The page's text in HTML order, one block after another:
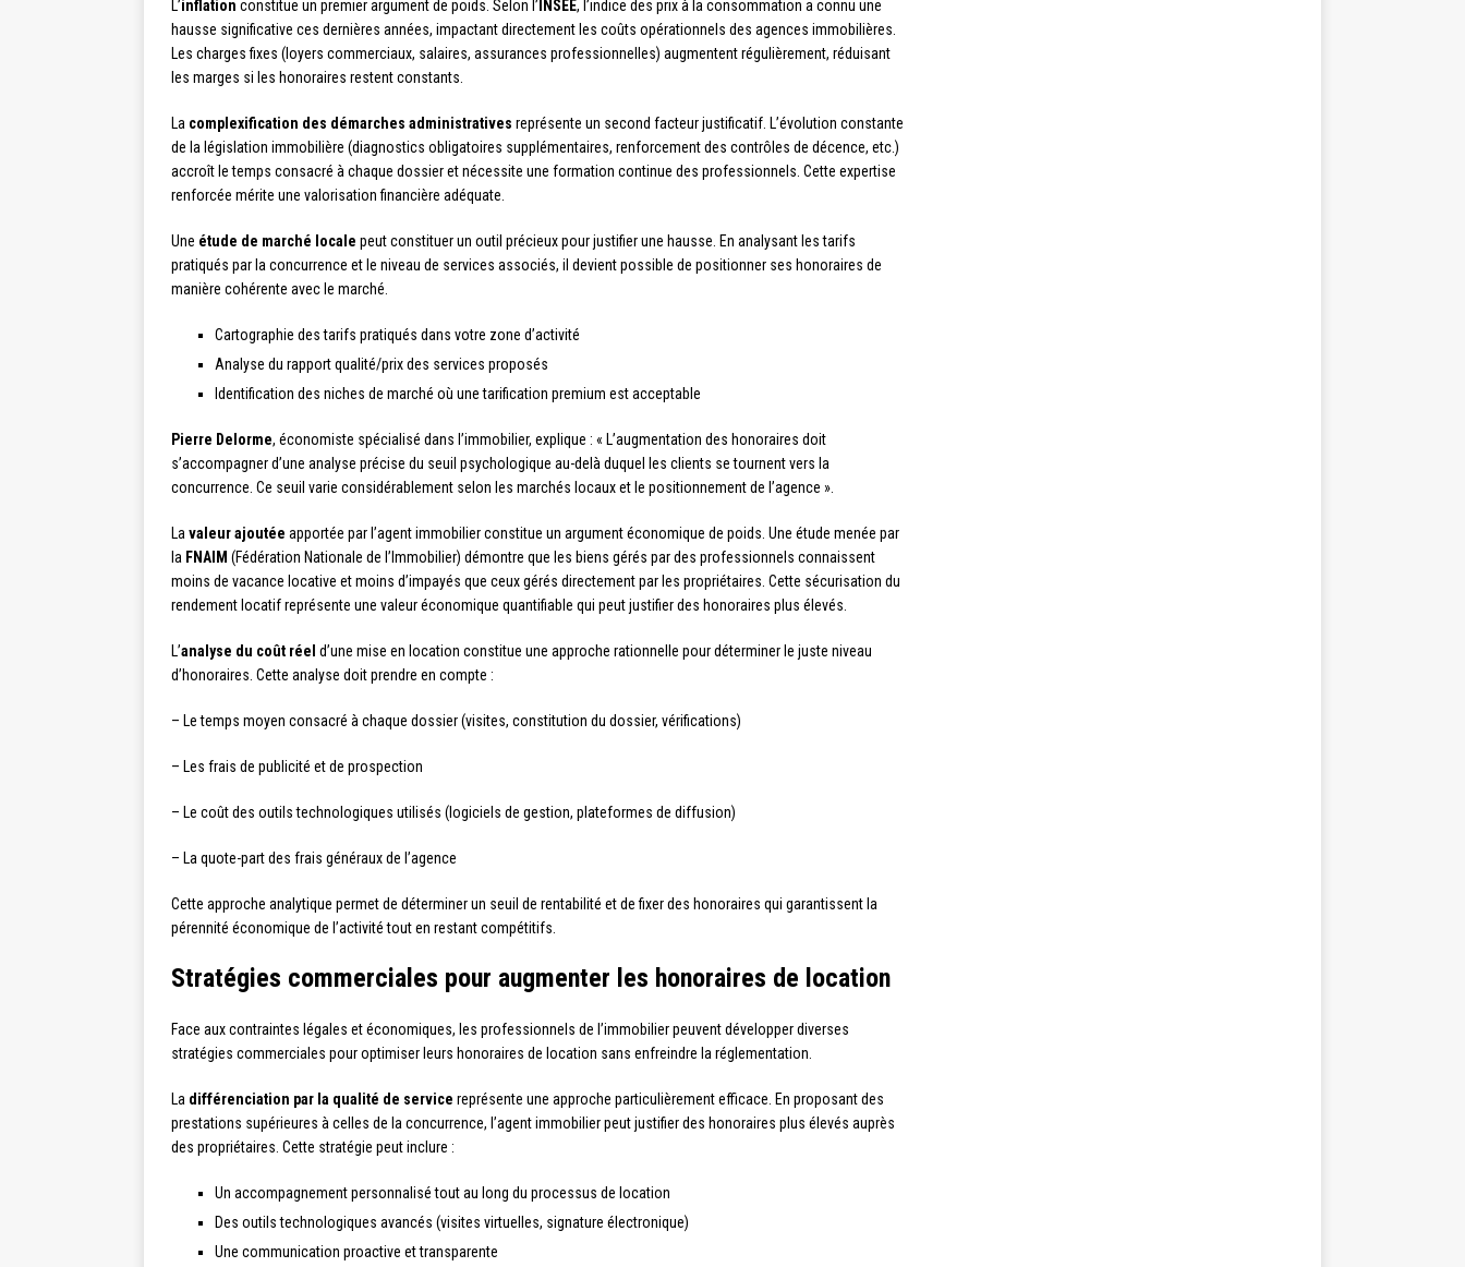
L’inflation constitue un premier argument de poids. Selon l’ INSEE, l’indice des prix à la consommation a connu une
hausse significative ces dernières années, impactant directement les coûts opérationnels des agences immobilières.
Les charges fixes (loyers commerciaux, salaires, assurances professionnelles) augmentent régulièrement, réduisant
les marges si les honoraires restent constants.
La complexification des démarches administratives représente un second facteur justificatif. L’évolution constante
de la législation immobilière (diagnostics obligatoires supplémentaires, renforcement des contrôles de décence, etc.)
accroît le temps consacré à chaque dossier et nécessite une formation continue des professionnels. Cette expertise
renforcée mérite une valorisation financière adéquate.
Une étude de marché locale peut constituer un outil précieux pour justifier une hausse. En analysant les tarifs
pratiqués par la concurrence et le niveau de services associés, il devient possible de positionner ses honoraires de
manière cohérente avec le marché.
Cartographie des tarifs pratiqués dans votre zone d’activité
Analyse du rapport qualité/prix des services proposés
Identification des niches de marché où une tarification premium est acceptable
Pierre Delorme, économiste spécialisé dans l’immobilier, explique : « L’augmentation des honoraires doit
s’accompagner d’une analyse précise du seuil psychologique au-delà duquel les clients se tournent vers la
concurrence. Ce seuil varie considérablement selon les marchés locaux et le positionnement de l’agence ».
La valeur ajoutée apportée par l’agent immobilier constitue un argument économique de poids. Une étude menée par
la FNAIM (Fédération Nationale de l’Immobilier) démontre que les biens gérés par des professionnels connaissent
moins de vacance locative et moins d’impayés que ceux gérés directement par les propriétaires. Cette sécurisation du
rendement locatif représente une valeur économique quantifiable qui peut justifier des honoraires plus élevés.
L’analyse du coût réel d’une mise en location constitue une approche rationnelle pour déterminer le juste niveau
d’honoraires. Cette analyse doit prendre en compte :
– Le temps moyen consacré à chaque dossier (visites, constitution du dossier, vérifications)
– Les frais de publicité et de prospection
– Le coût des outils technologiques utilisés (logiciels de gestion, plateformes de diffusion)
– La quote-part des frais généraux de l’agence
Cette approche analytique permet de déterminer un seuil de rentabilité et de fixer des honoraires qui garantissent la
pérennité économique de l’activité tout en restant compétitifs.
Stratégies commerciales pour augmenter les honoraires de location
Face aux contraintes légales et économiques, les professionnels de l’immobilier peuvent développer diverses
stratégies commerciales pour optimiser leurs honoraires de location sans enfreindre la réglementation.
La différenciation par la qualité de service représente une approche particulièrement efficace. En proposant des
prestations supérieures à celles de la concurrence, l’agent immobilier peut justifier des honoraires plus élevés auprès
des propriétaires. Cette stratégie peut inclure :
Un accompagnement personnalisé tout au long du processus de location
Des outils technologiques avancés (visites virtuelles, signature électronique)
Une communication proactive et transparente